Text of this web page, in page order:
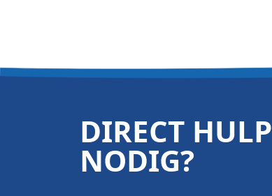
DIRECT HULP
NODIG?